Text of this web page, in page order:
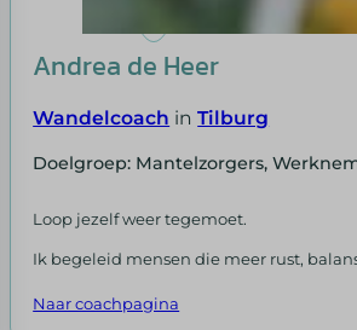
Andrea de Heer
Wandelcoach inTilburg
Doelgroep: Mantelzorgers,
Loop jezelf weer tegemoet.
Ik begeleid mensen die meer rust,
Naar coachpagina